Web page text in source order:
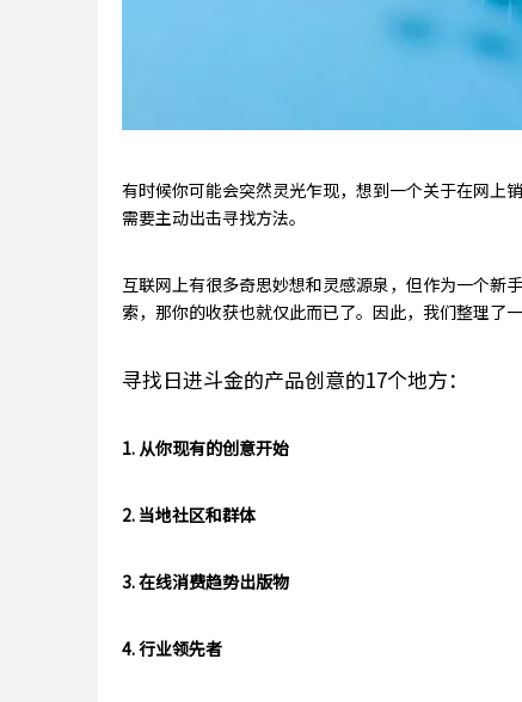
有时候你可能会突然灵光乍现，想到一个关于在网上
需要主动出击寻找方法。
互联网上有很多奇思妙想和灵感源泉，但作为一个新
索，那你的收获也就仅此而已了。因此，我们整理了
寻找日进斗金的产品创意的17个地方：
1. 从你现有的创意开始
2. 当地社区和群体
3. 在线消费趋势出版物
4. 行业领先者